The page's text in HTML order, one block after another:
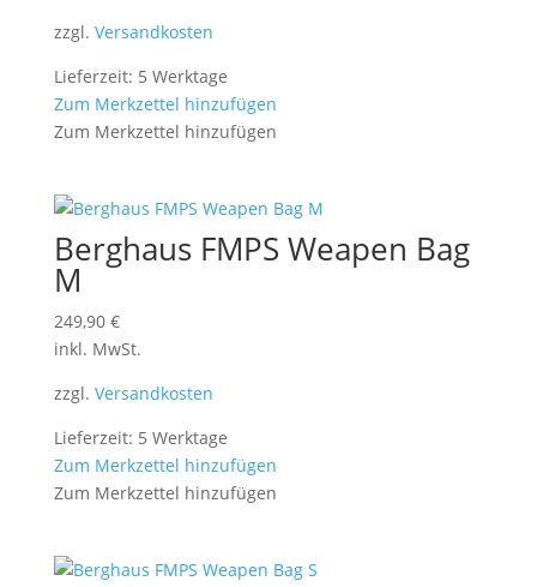
zzgl. Versandkosten
Lieferzeit: 5 Werktage
Zum Merkzettel hinzufügen
Zum Merkzettel hinzufügen
Berghaus FMPS Weapen Bag
M
249,90 €
inkl. MwSt.
zzgl. Versandkosten
Lieferzeit: 5 Werktage
Zum Merkzettel hinzufügen
Zum Merkzettel hinzufügen